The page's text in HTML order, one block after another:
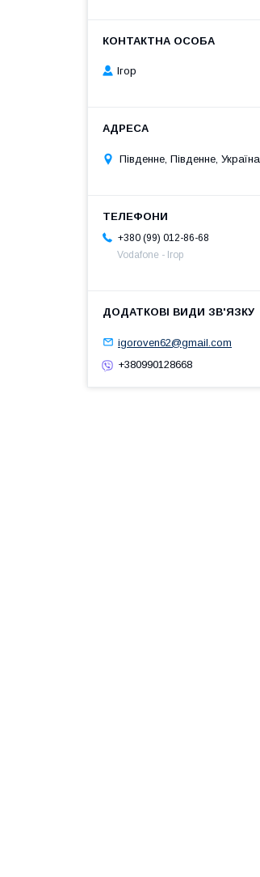
Ігор
Південне, Південне, Україна
+380 (99) 012-86-68
Vodafone - Ігор
igoroven62@gmail.com
+380990128668